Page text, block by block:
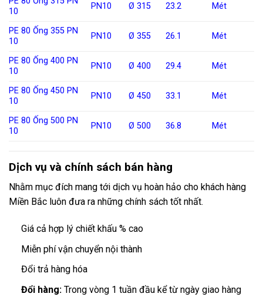
10
PN10 Ø 315 23.2 Mét
PE 80 Ống 355 PN
10
PN10 Ø 355 26.1 Mét
PE 80 Ống 400 PN
10
PN10 Ø 400 29.4 Mét
PE 80 Ống 450 PN
10
PN10 Ø 450 33.1 Mét
PE 80 Ống 500 PN
10
PN10 Ø 500 36.8 Mét
Dịch vụ và chính sách bán hàng
Nhằm mục đích mang tới dịch vụ hoàn hảo cho khách hàng
Miền Bắc luôn đưa ra những chính sách tốt nhất.
Giá cả hợp lý chiết khấu % cao
Miễn phí vận chuyển nội thành
Đổi trả hàng hóa
Đổi hàng:Trong vòng 1 tuần đầu kể từ ngày giao hàng